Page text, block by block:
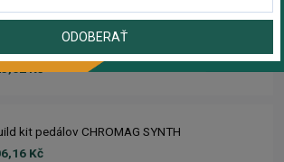
kit pedálov CHROMAG SYNTH
Kč
ODOBERAŤ